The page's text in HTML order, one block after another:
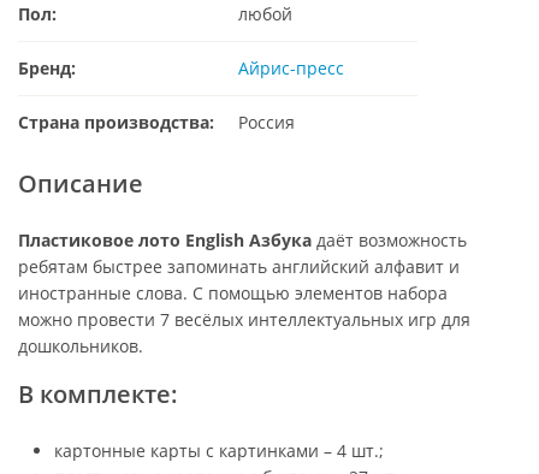
Пол: любой
Бренд: Айрис-пресс
Страна производства: Россия
Описание
Пластиковое лото English Азбука даёт возможность
ребятам быстрее запоминать английский алфавит и
иностранные слова. С помощью элементов набора
можно провести 7 весёлых интеллектуальных игр для
дошкольников.
В комплекте:
картонные карты с картинками – 4 шт.;